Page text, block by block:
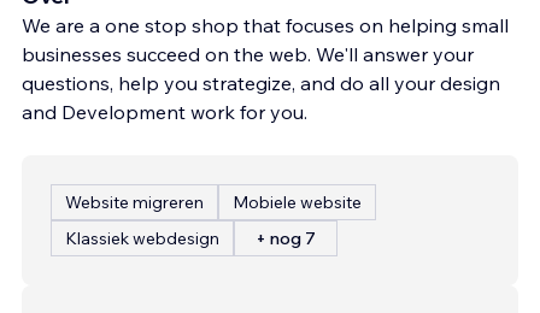
We are a one stop shop that focuses on helping small
businesses succeed on the web. We'll answer your
questions, help you strategize, and do all your design
and Development work for you.
Website migreren
Mobiele website
Klassiek webdesign
+ nog 7